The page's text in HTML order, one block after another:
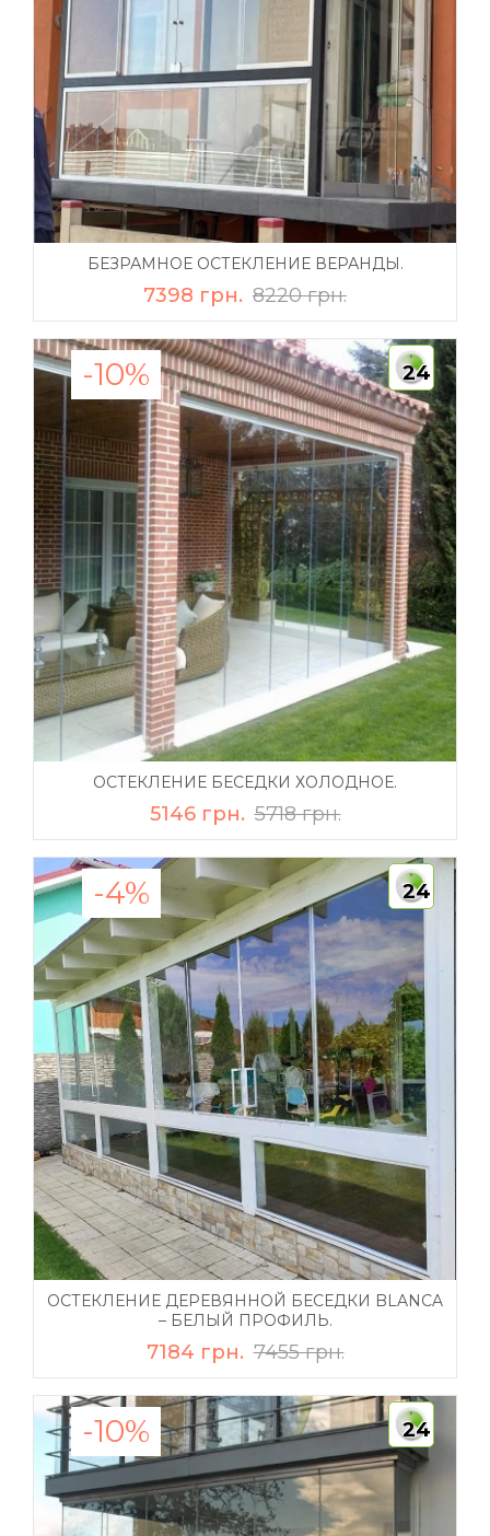
БЕЗРАМНОЕ ОСТЕКЛЕНИЕ ВЕРАНДЫ.
7398 грн. 8220 грн.
-10% 24
ОСТЕКЛЕНИЕ БЕСЕДКИ ХОЛОДНОЕ.
5146 грн. 5718 грн.
-4% 24
ОСТЕКЛЕНИЕ ДЕРЕВЯННОЙ БЕСЕДКИ BLANCA
– БЕЛЫЙ ПРОФИЛЬ.
7184 грн. 7455 грн.
-10% 24